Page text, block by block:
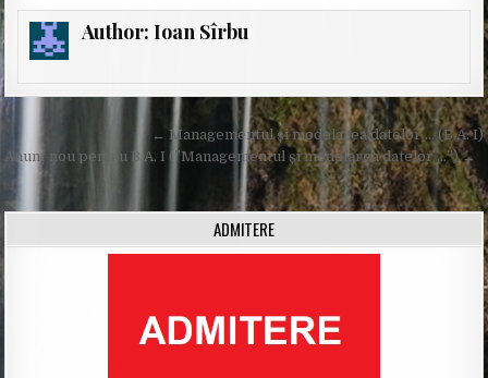
Author: Ioan Sîrbu
navigation
← Managementul și modelarea datelor … (B.A. I)
Anunț nou pentru B.A. I (”Managementul și modelarea datelor …”) →
ADMITERE